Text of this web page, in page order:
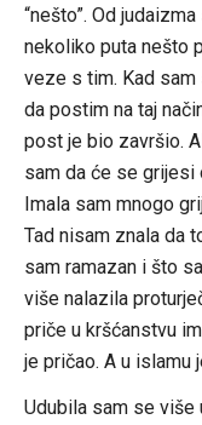
“nešto”. Od
nekoliko puta nešto
veze s tim. Kad sam
da postim na taj
post je bio završio.
sam da će se grijesi
Imala sam mnogo
Tad nisam znala da
sam ramazan i što
više nalazila
priče u kršćanstvu
je pričao. A u islamu
Udubila sam se